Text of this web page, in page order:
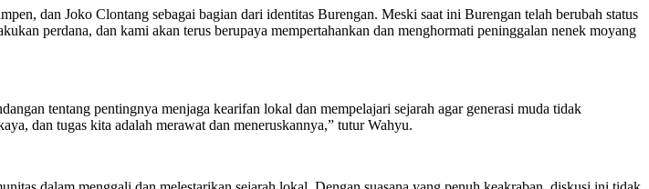
dan Joko Clontang sebagai bagian dari identitas Burengan. Meski saat ini Burengan telah berubah status
perdana, dan kami akan terus berupaya mempertahankan dan menghormati peninggalan nenek moyang
tentang pentingnya menjaga kearifan lokal dan mempelajari sejarah agar generasi muda tidak
dan tugas kita adalah merawat dan meneruskannya,” tutur Wahyu.